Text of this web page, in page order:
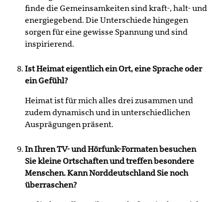
finde die Gemeinsamkeiten sind kraft-, halt- und
energiegebend. Die Unterschiede hingegen
sorgen für eine gewisse Spannung und sind
inspirierend.
Ist Heimat eigentlich ein Ort, eine Sprache oder
ein Gefühl?
Heimat ist für mich alles drei zusammen und
zudem dynamisch und in unterschiedlichen
Ausprägungen präsent.
In Ihren TV- und Hörfunk-Formaten besuchen
Sie kleine Ortschaften und treffen besondere
Menschen. Kann Norddeutschland Sie noch
überraschen?